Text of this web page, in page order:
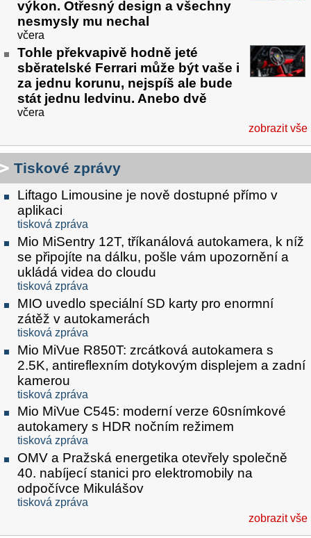
výkon. Otřesný design a všechny
nesmysly mu nechal
včera
Tohle překvapivě hodně jeté
sběratelské Ferrari může být vaše i
za jednu korunu, nejspíš ale bude
stát jednu ledvinu. Anebo dvě
včera
zobrazit vše
Tiskové zprávy
Liftago Limousine je nově dostupné přímo v
aplikaci
tisková zpráva
Mio MiSentry 12T, tříkanálová autokamera, k níž
se připojíte na dálku, pošle vám upozornění a
ukládá videa do cloudu
tisková zpráva
MIO uvedlo speciální SD karty pro enormní
zátěž v autokamerách
tisková zpráva
Mio MiVue R850T: zrcátková autokamera s
2.5K, antireflexním dotykovým displejem a zadní
kamerou
tisková zpráva
Mio MiVue C545: moderní verze 60snímkové
autokamery s HDR nočním režimem
tisková zpráva
OMV a Pražská energetika otevřely společně
40. nabíjecí stanici pro elektromobily na
odpočívce Mikulášov
tisková zpráva
zobrazit vše